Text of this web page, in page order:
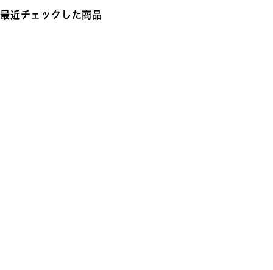
最近チェックした商品